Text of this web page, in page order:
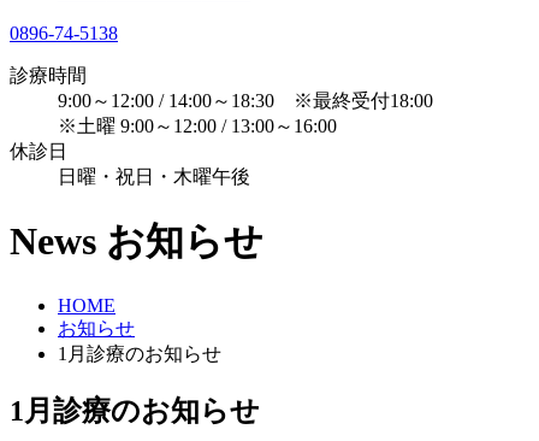
0896-74-5138
診療時間
9:00～12:00 / 14:00～18:30 ※最終受付18:00
※土曜 9:00～12:00 / 13:00～16:00
休診日
日曜・祝日・木曜午後
News お知らせ
HOME
お知らせ
1月診療のお知らせ
1月診療のお知らせ